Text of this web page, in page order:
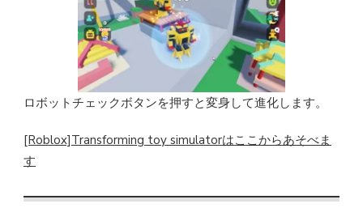
ロボットチェックボタンを押すと変身して進化します。
[Roblox]Transforming toy simulatorはここからあそべま
す